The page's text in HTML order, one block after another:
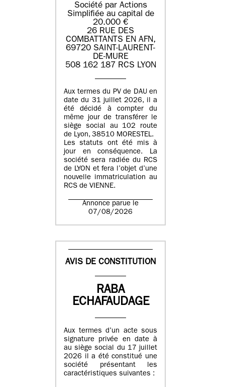
Société par Actions
Simplifiée au capital de
20.000 €
26 RUE DES
COMBATTANTS EN AFN,
69720 SAINT-LAURENT-
DE-MURE
508 162 187 RCS LYON
Aux termes du PV de DAU en
date du 31 juillet 2026, il a
été décidé à compter du
même jour de transférer le
siège social au 102 route
de Lyon, 38510 MORESTEL.
Les statuts ont été mis à
jour en conséquence. La
société sera radiée du RCS
de LYON et fera l’objet d’une
nouvelle immatriculation au
RCS de VIENNE.
Annonce parue le
07/08/2026
AVIS DE CONSTITUTION
RABA
ECHAFAUDAGE
Aux termes d’un acte sous
signature privée en date à
au siège social du 17 juillet
2026 il a été constitué une
société présentant les
caractéristiques suivantes :